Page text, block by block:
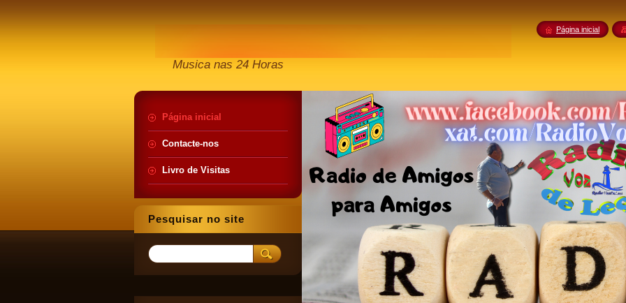
Musica nas 24 Horas
Página inicial
Contacte-nos
Livro de Visitas
Pesquisar no site
Página inicial